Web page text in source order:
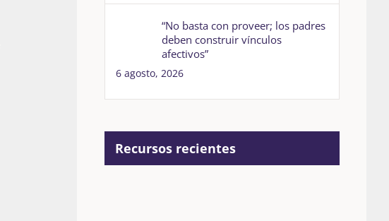
“No basta con proveer; los padres
deben construir vínculos
afectivos”
6 agosto, 2026
Recursos recientes